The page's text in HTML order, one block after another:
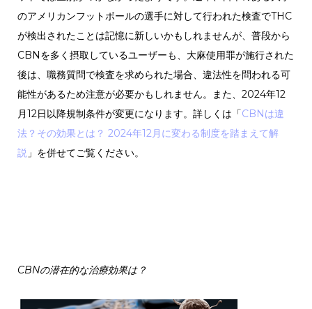
のアメリカンフットボールの選手に対して行われた検査でTHC
が検出されたことは記憶に新しいかもしれませんが、普段から
CBNを多く摂取しているユーザーも、大麻使用罪が施行された
後は、職務質問で検査を求められた場合、違法性を問われる可
能性があるため注意が必要かもしれません。また、2024年12
月12日以降規制条件が変更になります。詳しくは「CBNは違
法？その効果とは？ 2024年12月に変わる制度を踏まえて解
説」を併せてご覧ください。
CBNの潜在的な治療効果は？